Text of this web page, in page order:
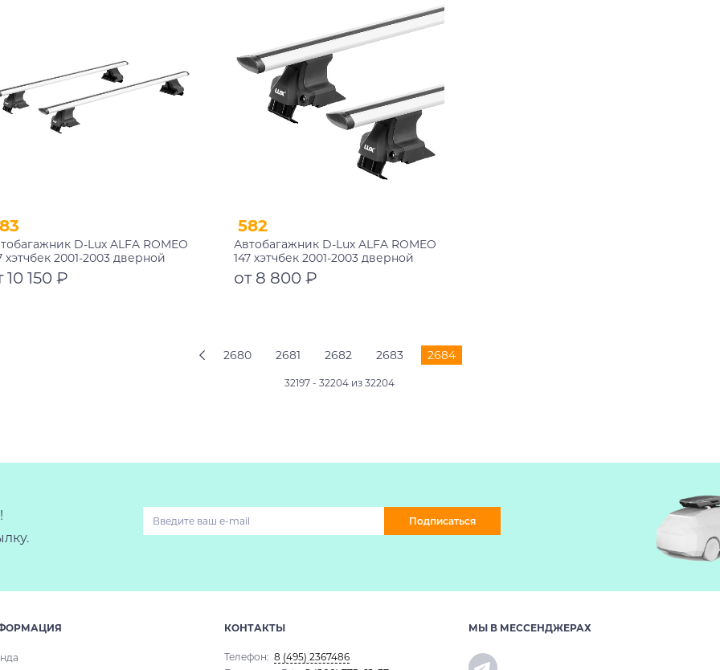
D-Lux ALFA ROMEO
хэтчбек 2001-2003 дверной
аэро-трэвэл с замком
10 150 ₽
582
Автобагажник D-Lux ALFA ROMEO
147 хэтчбек 2001-2003 дверной
проем аэро-трэвэл
от 8 800 ₽
2680 2681 2682 2683 2684
32197 - 32204 из 32204
Подписаться
КОНТАКТЫ
Телефон: 8 (495) 2367486
МЫ В МЕССЕНДЖЕРАХ